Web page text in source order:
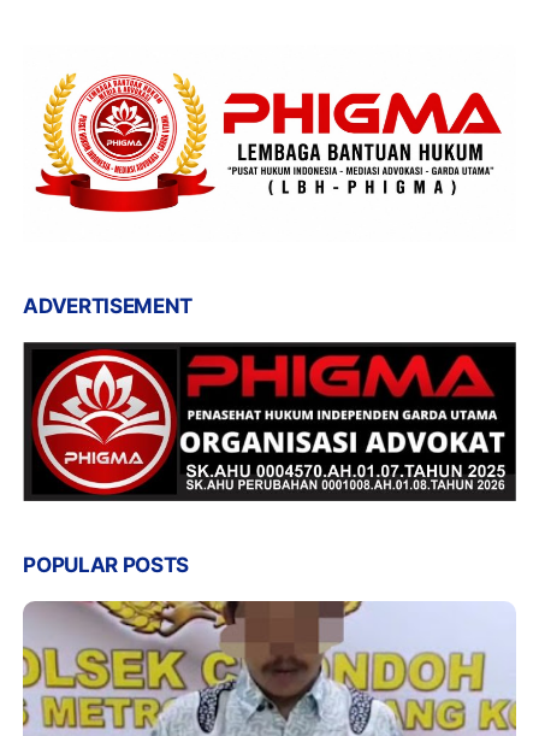
ADVERTISEMENT
POPULAR POSTS